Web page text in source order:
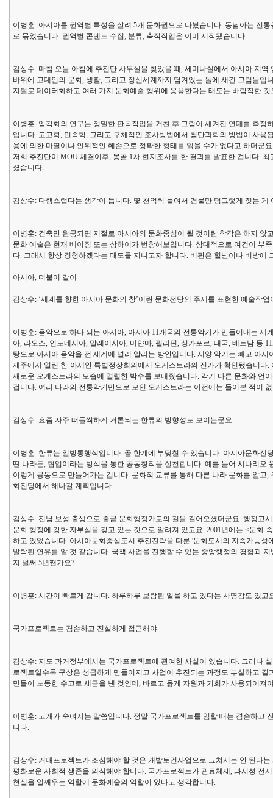
이병훈: 아시아를 권역별 특성을 살려 5개 문화권으로 나눴습니다. 동남아는 전
로 묶었습니다. 권역별 콘텐트 수집, 분류, 축적작업은 이미 시작됐습니다.
김상수: 마침 오늘 아침에 추진단 사무실을 찾았을 때, 세미나실에서 아시아 지
바위에 고대인의 문화, 생활, 그리고 정신세계까지 담겨있는 돌에 새긴 그림들
지털로 데이터화하고 여러 가지 문화예술 행위에 응용한다는 태도는 바람직한
이병훈: 암각화의 연구는 정밀한 판독작업을 거친 후 그림이 새겨진 연대를 측
입니다. 고고학, 민속학, 그리고 구체적인 조사방법에서 첨단과학의 방법이 사
용에 의한 마멸이나 인위적인 훼손으로 정확한 형태를 읽을 수가 없다고 하더군
저희 추진단이 MOU 체결이후, 몽골 1차 현지조사를 한 결과를 발표한 겁니다.
셨습니다.
김상수: 다행스럽다는 생각이 듭니다. 몇 천억씩 들여서 건물만 덩그렇게 짓는
이병훈: 건축만 완공되면 저절로 아시아의 문화중심이 될 것이란 착각은 하지
문화 예술은 현재 베이징 또는 상하이가 번창해보입니다. 상대적으로 여건이 부
다. 그래서 항상 경청하겠다는 태도를 지니고자 합니다. 비판은 힐난이나 비방
아시아, 더불어 같이
김상수: ‘세계를 향한 아시아 문화의 창’이란 문화전당의 주제를 표현한 예술작
이병훈: 음악으로 하나 되는 아시아, 아시아 11개국의 전통악기가 만들어내는
아, 라오스, 인도네시아, 말레이시아, 미얀마, 필리핀, 싱가포르, 태국, 베트남 등
탕으로 아시아 음악을 전 세계에 널리 알리는 방안입니다. 서양 악기는 빼고 아
제주에서 열린 한·아세안 특별정상회의에서 오케스트라의 진가가 확인됐습니
새로운 오케스트라의 모습에 열렬한 박수를 보내줬습니다. 각기 다른 문화와 언
겁니다. 여러 나라의 전통악기만으로 모인 오케스트라는 이전에는 들어본 적이
김상수: 요즘 자주 떠들썩하게 거론되는 한류의 방향성도 보이는군요.
이병훈: 한류는 일방통행식입니다. 곧 한계에 부딪칠 수 있습니다. 아시아문화
떤 나라든, 협업이라는 방식을 통한 공동창작을 실천합니다. 예를 들어 시나리
이렇게 공동으로 만들어가는 겁니다. 문화적 교류를 통해 다른 나라 문화를 알
화전당에서 해나갈 계획입니다.
김상수: 전남 보성 출생으로 줄곧 문화행정가로의 길을 걸어오셨더군요. 행정고
문화 행정에 강한 자부심을 갖고 있는 것으로 알려져 있고요. 2001년에는 <문화
하고 있었습니다. 아시아문화중심도시 추진전략을 다룬 '문화도시의 지속가능
발탁된 연유를 알 것 같습니다. 국책 사업을 진행할 수 있는 중앙행정의 경험과
지 벌써 5년짼가요?
이병훈: 시간이 빠르게 갑니다. 하루하루 보람된 일을 하고 있다는 사명감도 있
국가프로젝트는 겸손하고 진실하게 접근해야
김상수: 저도 과거정부에서는 국가프로젝트에 관여한 사실이 있습니다. 그러나
로젝트일수록 구상은 성급하게 만들어지고 사업이 추진되는 과정도 부실하고
민들이 노동한 수고로 세금을 낸 것인데, 바르고 옳게 자원과 기회가 사용되어져
이병훈: 고개가 숙여지는 말씀입니다. 정말 국가프로젝트를 임할 때는 겸손하고
니다.
김상수: 거대프로젝트가 조심해야 할 것은 개발토건사업으로 그쳐서는 안 된다
평화로운 사회적 생존을 의식해야 합니다. 국가프로젝트가 관료체제, 과시성 전
현실을 일깨우는 역할에 문화예술의 역할이 있다고 생각합니다.